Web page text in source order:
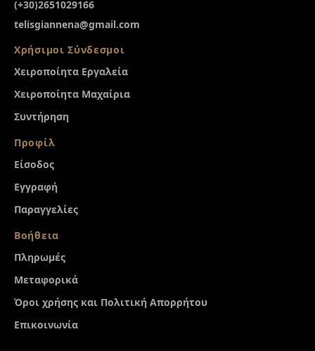
(+30)2651029166
telisgiannena@gmail.com
Χρήσιμοι Σύνδεσμοι
Χειροποίητα Εργαλεία
Χειροποίητα Μαχαίρια
Συντήρηση
Προφίλ
Είσοδος
Εγγραφή
Παραγγελίες
Βοήθεια
Πληρωμές
Μεταφορικά
Όροι χρήσης και Πολιτική Απορρήτου
Επικοινωνία